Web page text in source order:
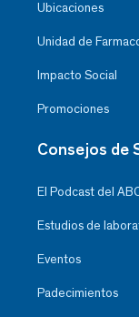
Ubicaciones
Unidad de
Impacto Social
Promociones
Consejos de
El Podcast del
Estudios de
Eventos
Padecimientos